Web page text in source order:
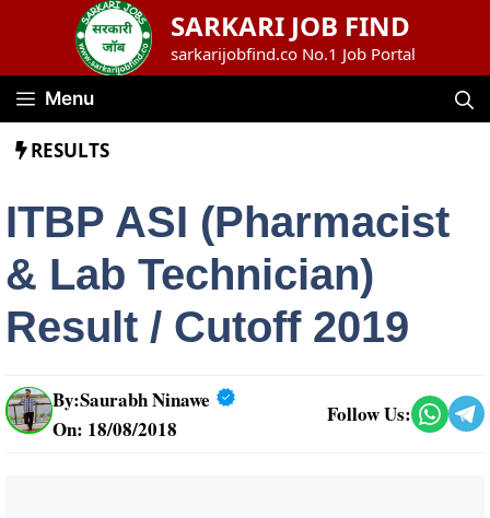
SARKARI JOB FIND
sarkarijobfind.co No.1 Job Portal
Menu
RESULTS
ITBP ASI (Pharmacist
& Lab Technician)
Result / Cutoff 2019
By:Saurabh Ninawe
On: 18/08/2018
Follow Us: